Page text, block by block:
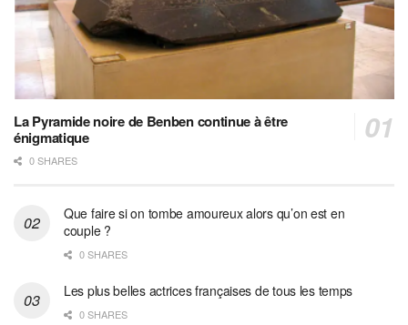
La Pyramide noire de Benben continue à être
énigmatique
0 SHARES
Que faire si on tombe amoureux alors qu’on est en
couple ?
0 SHARES
Les plus belles actrices françaises de tous les temps
0 SHARES